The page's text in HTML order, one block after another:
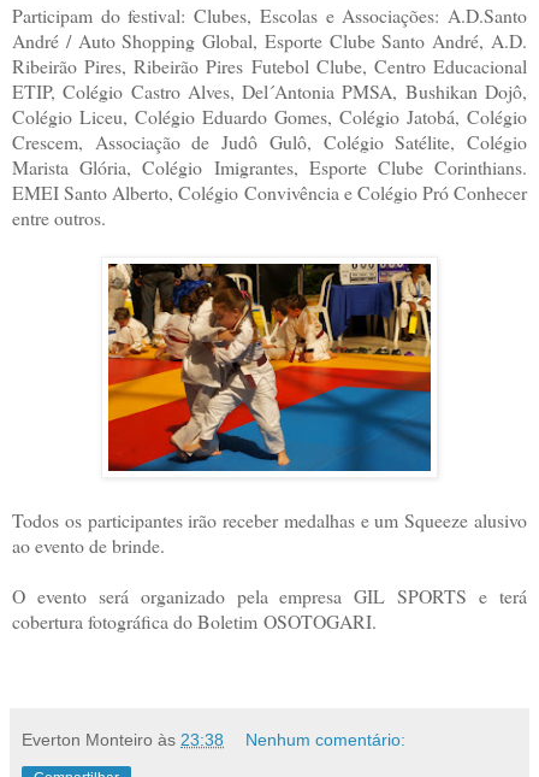
Participam do festival: Clubes, Escolas e Associações: A.D.Santo
André / Auto Shopping Global, Esporte Clube Santo André, A.D.
Ribeirão Pires, Ribeirão Pires Futebol Clube, Centro Educacional
ETIP, Colégio Castro Alves, Del´Antonia PMSA, Bushikan Dojô,
Colégio Liceu, Colégio Eduardo Gomes, Colégio Jatobá, Colégio
Crescem, Associação de Judô Gulô, Colégio Satélite, Colégio
Marista Glória, Colégio Imigrantes, Esporte Clube Corinthians.
EMEI Santo Alberto, Colégio Convivência e Colégio Pró Conhecer
entre outros.
Todos os participantes irão receber medalhas e um Squeeze alusivo
ao evento de brinde.
O evento será organizado pela empresa GIL SPORTS e terá
cobertura fotográfica do Boletim OSOTOGARI.
Everton Monteiro às 23:38 Nenhum comentário: